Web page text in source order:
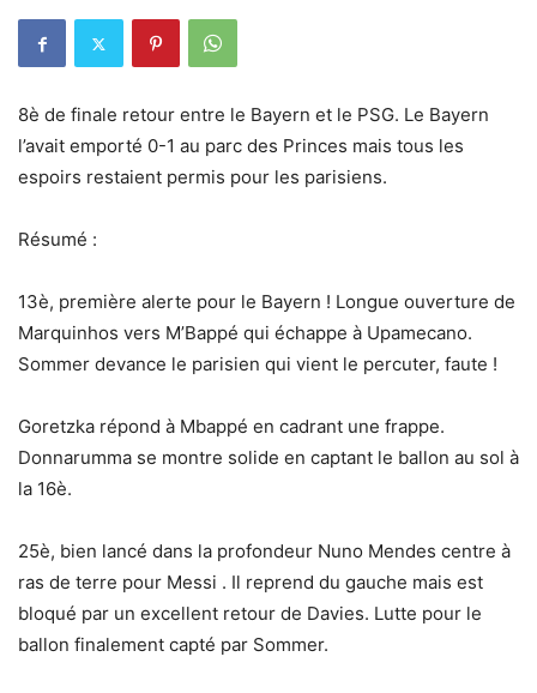
8è de finale retour entre le Bayern et le PSG. Le Bayern
l’avait emporté 0-1 au parc des Princes mais tous les
espoirs restaient permis pour les parisiens.
Résumé :
13è, première alerte pour le Bayern ! Longue ouverture de
Marquinhos vers M’Bappé qui échappe à Upamecano.
Sommer devance le parisien qui vient le percuter, faute !
Goretzka répond à Mbappé en cadrant une frappe.
Donnarumma se montre solide en captant le ballon au sol à
la 16è.
25è, bien lancé dans la profondeur Nuno Mendes centre à
ras de terre pour Messi . Il reprend du gauche mais est
bloqué par un excellent retour de Davies. Lutte pour le
ballon finalement capté par Sommer.